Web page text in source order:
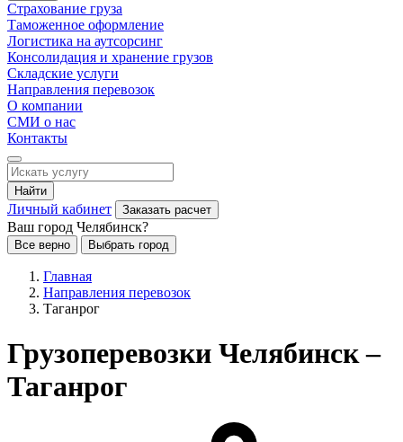
Страхование груза
Таможенное оформление
Логистика на аутсорсинг
Консолидация и хранение грузов
Складские услуги
Направления перевозок
О компании
СМИ о нас
Контакты
Найти
Личный кабинет Заказать расчет
Ваш город Челябинск?
Все верно Выбрать город
Главная
Направления перевозок
Таганрог
Грузоперевозки Челябинск –
Таганрог